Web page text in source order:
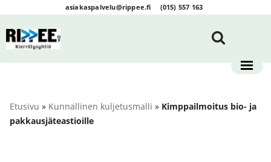
Siirry
suoraan
sisältöön
asiakaspalvelu@rippee.fi (015) 557 163
Etusivu » Kunnallinen kuljetusmalli » Kimppailmoitus bio- ja
pakkausjäteastioille